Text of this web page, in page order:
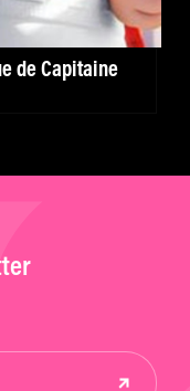
de Capitaine